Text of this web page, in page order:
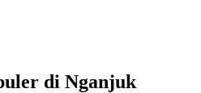
di Nganjuk